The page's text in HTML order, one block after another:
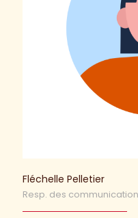
Fléchelle Pelletier
Resp. des